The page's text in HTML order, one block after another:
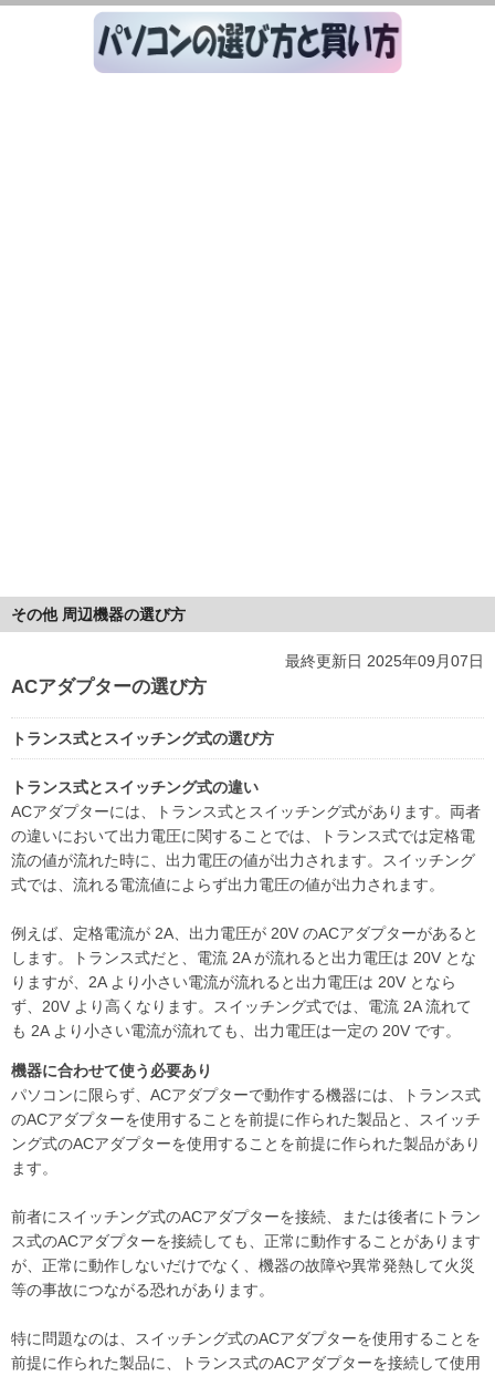
その他 周辺機器の選び方
最終更新日 2025年09月07日
ACアダプターの選び方
トランス式とスイッチング式の選び方
トランス式とスイッチング式の違い
ACアダプターには、トランス式とスイッチング式があります。両者
の違いにおいて出力電圧に関することでは、トランス式では定格電
流の値が流れた時に、出力電圧の値が出力されます。スイッチング
式では、流れる電流値によらず出力電圧の値が出力されます。
例えば、定格電流が 2A、出力電圧が 20V のACアダプターがあると
します。トランス式だと、電流 2A が流れると出力電圧は 20V とな
りますが、2A より小さい電流が流れると出力電圧は 20V となら
ず、20V より高くなります。スイッチング式では、電流 2A 流れて
も 2A より小さい電流が流れても、出力電圧は一定の 20V です。
機器に合わせて使う必要あり
パソコンに限らず、ACアダプターで動作する機器には、トランス式
のACアダプターを使用することを前提に作られた製品と、スイッチ
ング式のACアダプターを使用することを前提に作られた製品があり
ます。
前者にスイッチング式のACアダプターを接続、または後者にトラン
ス式のACアダプターを接続しても、正常に動作することがあります
が、正常に動作しないだけでなく、機器の故障や異常発熱して火災
等の事故につながる恐れがあります。
特に問題なのは、スイッチング式のACアダプターを使用することを
前提に作られた製品に、トランス式のACアダプターを接続して使用